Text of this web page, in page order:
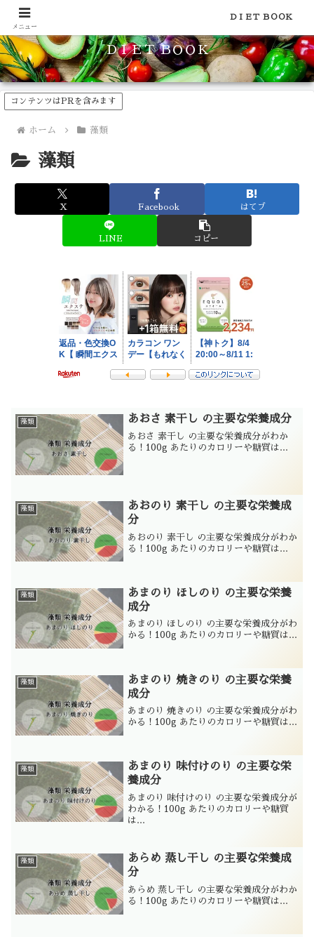
食品のカロリーや糖質などの栄養素がわかる！健康やダイエットに
ＤＩＥＴ ＢＯＯＫ
コンテンツはPRを含みます
ホーム 藻類
藻類
X Facebook はてブ
LINE コピー
藻類 あおさ 素干し の主要な栄養成分
あおさ 素干し の主要な栄養成分がわか
る！100g あたりのカロリーや糖質は...
藻類
あおのり 素干し の主要な栄養成
分
あおのり 素干し の主要な栄養成分がわか
る！100g あたりのカロリーや糖質は...
藻類
あまのり ほしのり の主要な栄養
成分
あまのり ほしのり の主要な栄養成分がわ
かる！100g あたりのカロリーや糖質は...
藻類
あまのり 焼きのり の主要な栄養
成分
あまのり 焼きのり の主要な栄養成分がわ
かる！100g あたりのカロリーや糖質は...
藻類
あまのり 味付けのり の主要な栄
養成分
あまのり 味付けのり の主要な栄養成分が
わかる！100g あたりのカロリーや糖質
は...
藻類
あらめ 蒸し干し の主要な栄養成
分
あらめ 蒸し干し の主要な栄養成分がわか
る！100g あたりのカロリーや糖質は...
メニュー
ＤＩＥＴ ＢＯＯＫ